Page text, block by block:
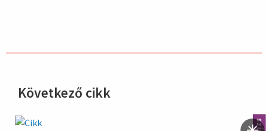
Következő cikk